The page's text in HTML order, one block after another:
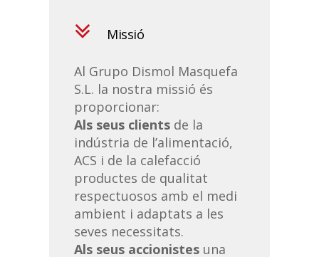
Missió
Al Grupo Dismol Masquefa
S.L. la nostra missió és
proporcionar:
Als seus clients de la
indústria de l’alimentació,
ACS i de la calefacció
productes de qualitat
respectuosos amb el medi
ambient i adaptats a les
seves necessitats.
Als seus accionistes una